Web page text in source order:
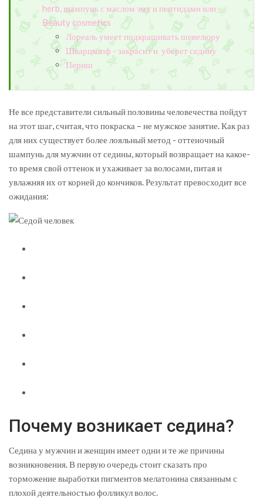
herb, шампунь с маслом эму и пептидами или
Beauty cosmetics
Лореаль умеет подкрашивать шевелюру
Шварцкопф - закрасит и уберет седину
Периш
Не все представители сильный половины человечества пойдут
на этот шаг, считая, что покраска – не мужское занятие. Как раз
для них существует более лояльный метод - оттеночный
шампунь для мужчин от седины, который возвращает на какое-
то время свой оттенок и ухаживает за волосами, питая и
увлажняя их от корней до кончиков. Результат превосходит все
ожидания:
Почему возникает седина?
Седина у мужчин и женщин имеет одни и те же причины
возникновения. В первую очередь стоит сказать про
торможение выработки пигментов мелатонина связанным с
плохой деятельностью фолликул волос.